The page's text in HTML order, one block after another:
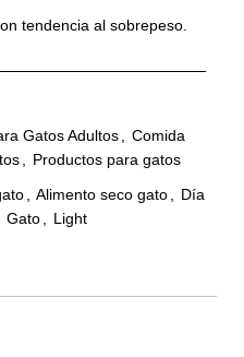
tendencia al sobrepeso.
Gatos Adultos
Comida
Productos para gatos
Alimento seco gato
Día
Gato Light